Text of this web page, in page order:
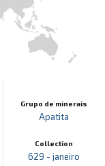
Grupo de minerais
Apatita
Collection
629 - janeiro